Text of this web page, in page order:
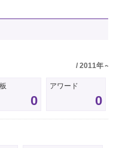
/ 2011年～
0
アワード
0